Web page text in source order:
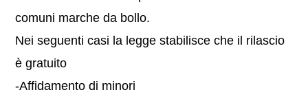
comuni marche da bollo.
Nei seguenti casi la legge stabilisce che il rilascio
è gratuito
-Affidamento di minori